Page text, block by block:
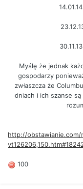
Myślę że jednak
gospodarzy
zwłaszcza że
dniach i ich szanse
http://obstawianie.com/
100